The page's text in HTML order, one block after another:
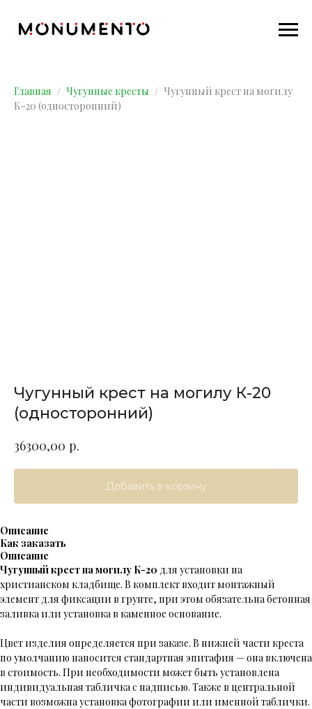
Главная Чугунные кресты
Чугунный крест на могилу
К-20 (односторонний)
Чугунный крест на могилу К-20
(односторонний)
36300,00 р.
Добавить в корзину
Описание
Как заказать
Описание
Чугунный крест на могилу К-20 для установки на
христианском кладбище. В комплект входит монтажный
элемент для фиксации в грунте, при этом обязательна бетонная
заливка или установка в каменное основание.
Цвет изделия определяется при заказе. В нижней части креста
по умолчанию наносится стандартная эпитафия — она включена
в стоимость. При необходимости может быть установлена
индивидуальная табличка с надписью. Также в центральной
части возможна установка фотографии или именной таблички.